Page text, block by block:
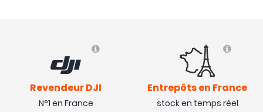
Revendeur DJI
N°1 en France
Entrepôts en France
stock en temps réel